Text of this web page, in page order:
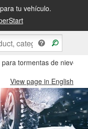
tu vehículo.
tormentas de nieve -
View page in English